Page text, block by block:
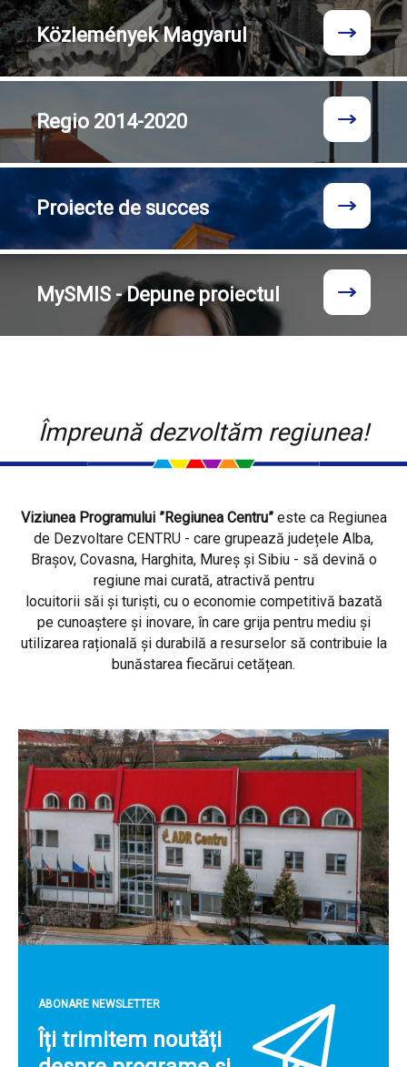
KözleményekMagyarul
Regio 2014-2020
Proiecte de succes
MySMIS - Depune proiectul
Împreună dezvoltăm regiunea!
Viziunea Programului ”Regiunea Centru”este ca Regiunea
de Dezvoltare CENTRU - care grupează județele Alba,
Brașov, Covasna, Harghita, Mureș și Sibiu - să devină o
regiune mai curată, atractivă pentru
locuitorii săi și turiști, cu o economie competitivă bazată
pe cunoaștere și inovare, în care grija pentru mediu și
utilizarea rațională și durabilă a resurselor să contribuie la
bunăstarea fiecărui cetățean.
ABONARE NEWSLETTER
Îți trimitem noutăți